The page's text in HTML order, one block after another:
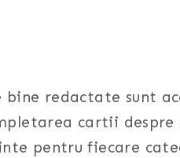
redactate sunt
cartii
pentru fiecare